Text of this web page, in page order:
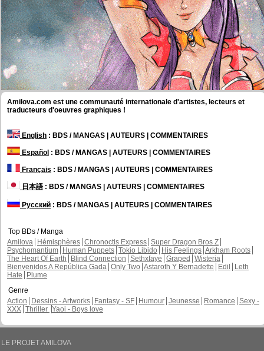
Amilova.com est une communauté internationale d'artistes, lecteurs et
traducteurs d'oeuvres graphiques !
English : BDS / MANGAS | AUTEURS | COMMENTAIRES
Español : BDS / MANGAS | AUTEURS | COMMENTAIRES
Français : BDS / MANGAS | AUTEURS | COMMENTAIRES
日本語: BDS / MANGAS | AUTEURS | COMMENTAIRES
Русский : BDS / MANGAS | AUTEURS | COMMENTAIRES
Top BDs / Manga
Amilova
Hémisphères Chronoctis Express Super Dragon Bros Z
Psychomantium
Human Puppets Tokio Libido His Feelings Arkham Roots
The Heart Of Earth
Blind Connection Sethxfaye Graped
Wisteria
Bienvenidos A República Gada Only Two Astaroth Y Bernadette Edil
Leth
Hate
Plume
Genre
Action
Dessins - Artworks Fantasy - SF Humour Jeunesse Romance Sexy -
XXX Thriller Yaoi - Boys love
LE PROJET AMILOVA